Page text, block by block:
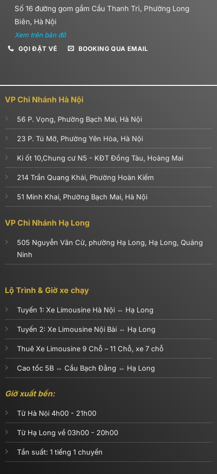
Số 16 đường gom gầm Cầu Thanh Trì, Phường Long
Biên, Hà Nội
Xem trên bản đồ
GỌI ĐẶT VÉ BOOKING QUA EMAIL
VP Chi Nhánh Hà Nội
56 P. Vọng, Phường Bạch Mai, Hà Nội
23 P. Tú Mỡ, Phường Yên Hòa, Hà Nội
Ki ốt 10,Chung cư N5 - KĐT Đồng Tàu, Hoàng Mai
214 Trần Quang Khải, Phường Hoàn Kiếm
51 Minh Khai, Phường Bạch Mai, Hà Nội
VP Chi Nhánh Hạ Long
505 Nguyễn Văn Cừ, phường Hạ Long, Hạ Long, Quảng
Ninh
Lộ Trình & Giờ xe chạy
Tuyến 1: Xe Limousine Hà Nội ⇔ Hạ Long
Tuyến 2: Xe Limousine Nội Bài ⇔ Hạ Long
Thuê Xe Limousine 9 Chỗ – 11 Chỗ, xe 7 chỗ
Cao tốc 5B ⇔ Cầu Bạch Đằng ⇔ Hạ Long
Giờ xuất bến:
Từ Hà Nội 4h00 - 21h00
Từ Hạ Long về 03h00 - 20h00
Tần suất: 1 tiếng 1 chuyến